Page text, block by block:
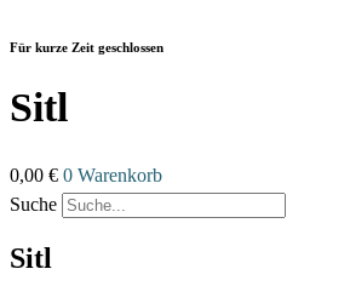
Inhalt
Für kurze Zeit geschlossen
Sitl
0,00 € 0 Warenkorb
Suche
Sitl